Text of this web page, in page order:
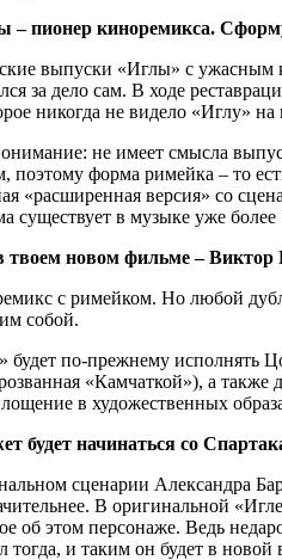
пионер киноремикса.
выпуски «Иглы» с ужасным
за дело сам. В ходе
никогда не видело «Иглу»
не имеет смысла
поэтому форма римейка – то
«расширенная версия» со
существует в музыке уже
твоем новом фильме –
с римейком. Но любой
собой.
будет по-прежнему исполнять
«Камчаткой»), а
в художественных
будет начинаться со
сценарии Александра
В оригинальной
об этом персонаже. Ведь
и таким он будет в новой